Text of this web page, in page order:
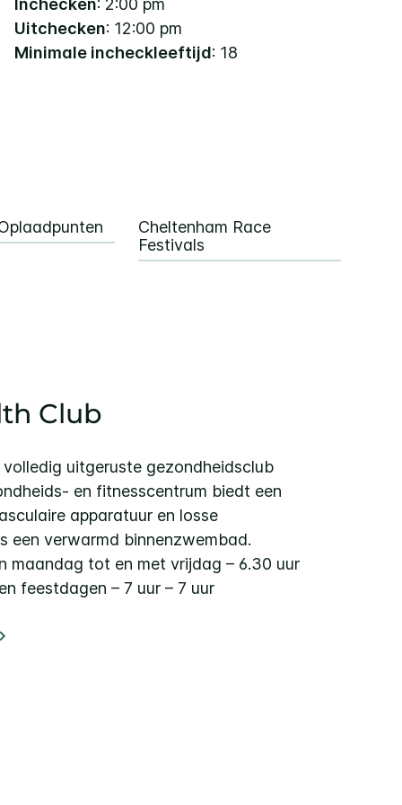
Inchecken: 2:00 pm
Uitchecken: 12:00 pm
Minimale incheckleeftijd: 18
Cheltenham Race
Festivals
Club
uitgeruste gezondheidsclub
en fitnesscentrum biedt een
apparatuur en losse
een verwarmd binnenzwembad.
maandag tot en met vrijdag – 6.30 uur
feestdagen – 7 uur – 7 uur